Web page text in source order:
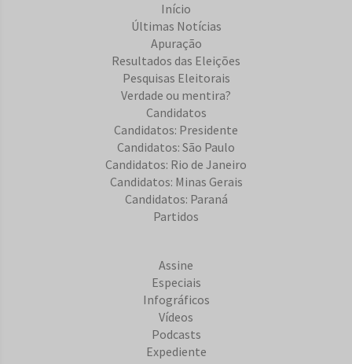
Início
Últimas Notícias
Apuração
Resultados das Eleições
Pesquisas Eleitorais
Verdade ou mentira?
Candidatos
Candidatos: Presidente
Candidatos: São Paulo
Candidatos: Rio de Janeiro
Candidatos: Minas Gerais
Candidatos: Paraná
Partidos
Assine
Especiais
Infográficos
Vídeos
Podcasts
Expediente